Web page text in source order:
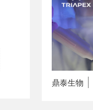
鼎泰生物